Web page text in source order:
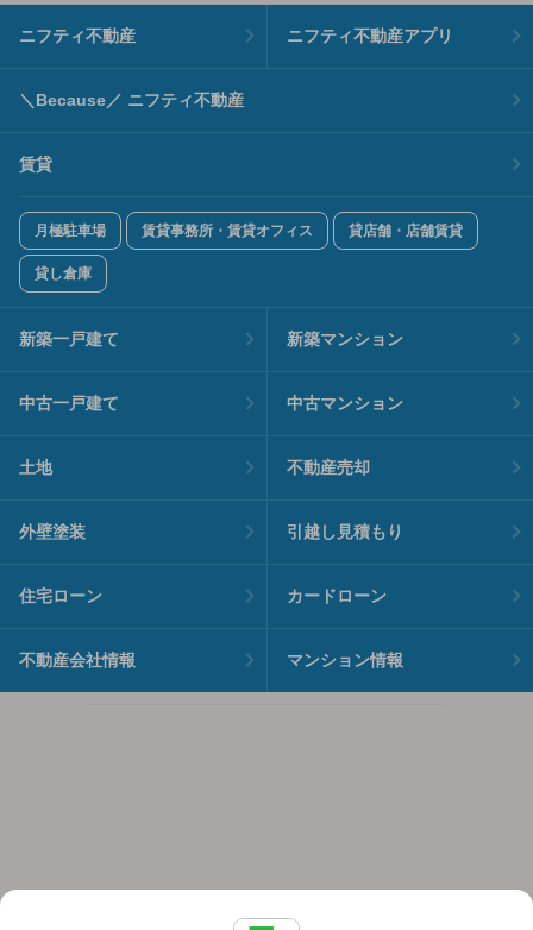
ニフティ不動産 ニフティ不動産アプリ
＼Because／ ニフティ不動産
賃貸
月極駐車場 賃貸事務所・賃貸オフィス 貸店舗・店舗賃貸
貸し倉庫
新築一戸建て 新築マンション
中古一戸建て 中古マンション
土地 不動産売却
外壁塗装 引越し見積もり
住宅ローン カードローン
不動産会社情報 マンション情報